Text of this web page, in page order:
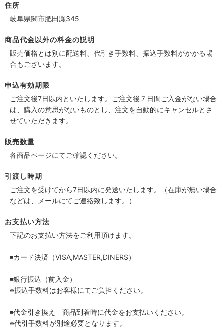
住所
岐阜県関市肥田瀬345
商品代金以外の料金の説明
販売価格とは別に配送料、代引き手数料、振込手数料がかかる場
合もございます。
申込有効期限
ご注文後7日以内といたします。ご注文後７日間ご入金がない場合
は、購入の意思がないものとし、注文を自動的にキャンセルとさ
せていただきます。
販売数量
各商品ページにてご確認ください。
引渡し時期
ご注文を受けてから7日以内に発送いたします。（在庫が無い場合
などは、メールにてご連絡致します。）
お支払い方法
下記のお支払い方法をご利用頂けます。
◾️カード決済（VISA,MASTER,DINERS）
◾️銀行振込（前入金）
※振込手数料はお客様にてご負担ください。
◾️代金引き換え 商品到着時に代金をお支払いください。
※代引手数料が別途必要となります。